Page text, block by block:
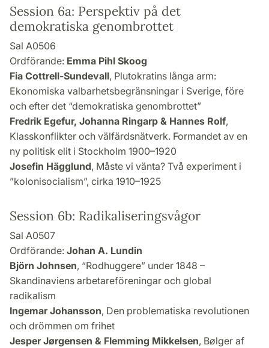
Session 6a: Perspektiv på det
demokratiska genombrottet
Sal A0506
Ordförande: Emma Pihl Skoog
Fia Cottrell-Sundevall, Plutokratins långa arm:
Ekonomiska valbarhetsbegränsningar i Sverige, före
och efter det “demokratiska genombrottet”
Fredrik Egefur, Johanna Ringarp & Hannes Rolf,
Klasskonflikter och välfärdsnätverk. Formandet av en
ny politisk elit i Stockholm 1900–1920
Josefin Hägglund, Måste vi vänta? Två experiment i
”kolonisocialism”, cirka 1910–1925
Session 6b: Radikaliseringsvågor
Sal A0507
Ordförande: Johan A. Lundin
Björn Johnsen, “Rodhuggere” under 1848 –
Skandinaviens arbetareföreningar och global
radikalism
Ingemar Johansson, Den problematiska revolutionen
och drömmen om frihet
Jesper Jørgensen & Flemming Mikkelsen, Bølger af